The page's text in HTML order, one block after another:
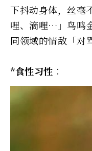
下抖动身体，丝毫
哩、滴哩…」鸟鸣
同领域的情敌「对
*食性习性︰